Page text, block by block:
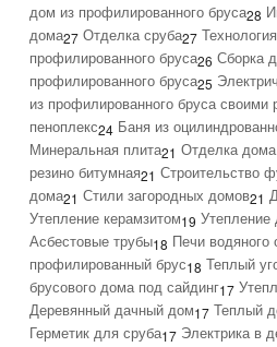
дом из профилированного бруса28
дома27 Отделка сруба27
профилированного бруса26 Сборка
профилированного бруса25
из профилированного бруса своими
пеноплекс24 Баня из
Минеральная плита21 Отделка
резино битумная21 Строительство
дома21 Стили загородных домов21
Утепление керамзитом19 Утепление
Асбестовые трубы18 Печи водяного
профилированный брус18 Теплый
брусового дома под сайдинг17
Деревянный дачный дом17 Теплый
Герметик для сруба17 Электрика в